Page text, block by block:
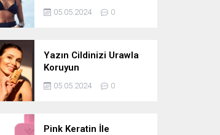
05.05.2024 0
Yazın Cildinizi Urawla
Koruyun
05.05.2024 0
Pink Keratin İle